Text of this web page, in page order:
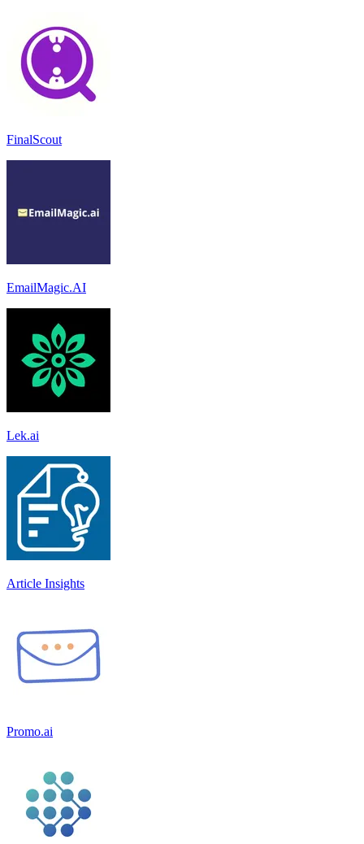
FinalScout
EmailMagic.AI
Lek.ai
Article Insights
Promo.ai